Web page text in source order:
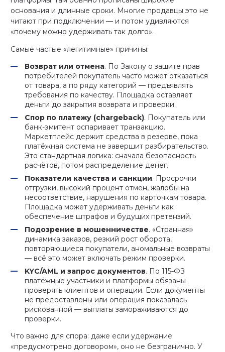
основания и длинные сроки. Многие продавцы это не
читают при подключении — и потом удивляются
«почему можно удерживать так долго».
Самые частые «легитимные» причины:
Возврат или отмена. По Закону о защите прав
потребителей покупатель часто может отказаться
от товара, а по ряду категорий — предъявлять
требования по качеству. Площадка оставляет
деньги до закрытия возврата и проверки.
Спор по платежу (chargeback). Покупатель или
банк-эмитент оспаривает транзакцию.
Маркетплейс держит средства в резерве, пока
платёжная система не завершит разбирательство.
Это стандартная логика: сначала безопасность
расчётов, потом распределение денег.
Показатели качества и санкции. Просрочки
отгрузки, высокий процент отмен, жалобы на
несоответствие, нарушения по карточкам товара.
Площадка может удерживать деньги как
обеспечение штрафов и будущих претензий.
Подозрение в мошенничестве. «Странная»
динамика заказов, резкий рост оборота,
повторяющиеся покупатели, аномальные возвраты
— всё это может включать режим проверки.
KYC/AML и запрос документов. По 115‑ФЗ
платёжные участники и платформы обязаны
проверять клиентов и операции. Если документы
не предоставлены или операция показалась
рискованной — выплаты замораживаются до
проверки.
Что важно для спора: даже если удержание
«предусмотрено договором», оно не безгранично. У